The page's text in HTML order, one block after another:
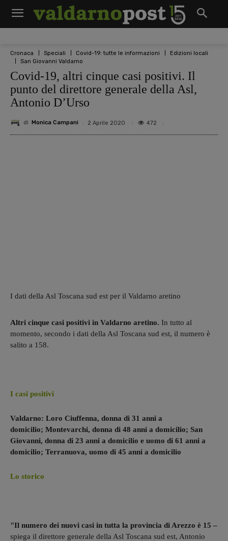
Cronaca Speciali Covid-19: tutte le informazioni
Edizioni locali
San Giovanni Valdarno
Covid-19, altri cinque casi positivi. Il
punto del direttore generale della Asl,
Antonio D’Urso
di Monica Campani 2 Aprile 2020 472
I dati della Asl Toscana sud est per il Valdarno aretino
Altri cinque casi positivi in Valdarno aretino. In tutto al
momento, secondo i dati della Asl Toscana sud est, il numero è
salito a 158.
I casi positivi
Valdarno: Loro Ciuffenna, donna di 31 anni a
domicilio; Montevarchi, donna di 48 anni a domicilio; San
Giovanni, donna di 23 anni a domicilio e uomo di 61 anni a
domicilio; Terranuova, uomo di 45 anni a domicilio
Lo storico
"Il numero dei nuovi casi in tutta la provincia di Arezzo è 15 –
spiega il direttore generale della Asl Toscana sud est, Antonio